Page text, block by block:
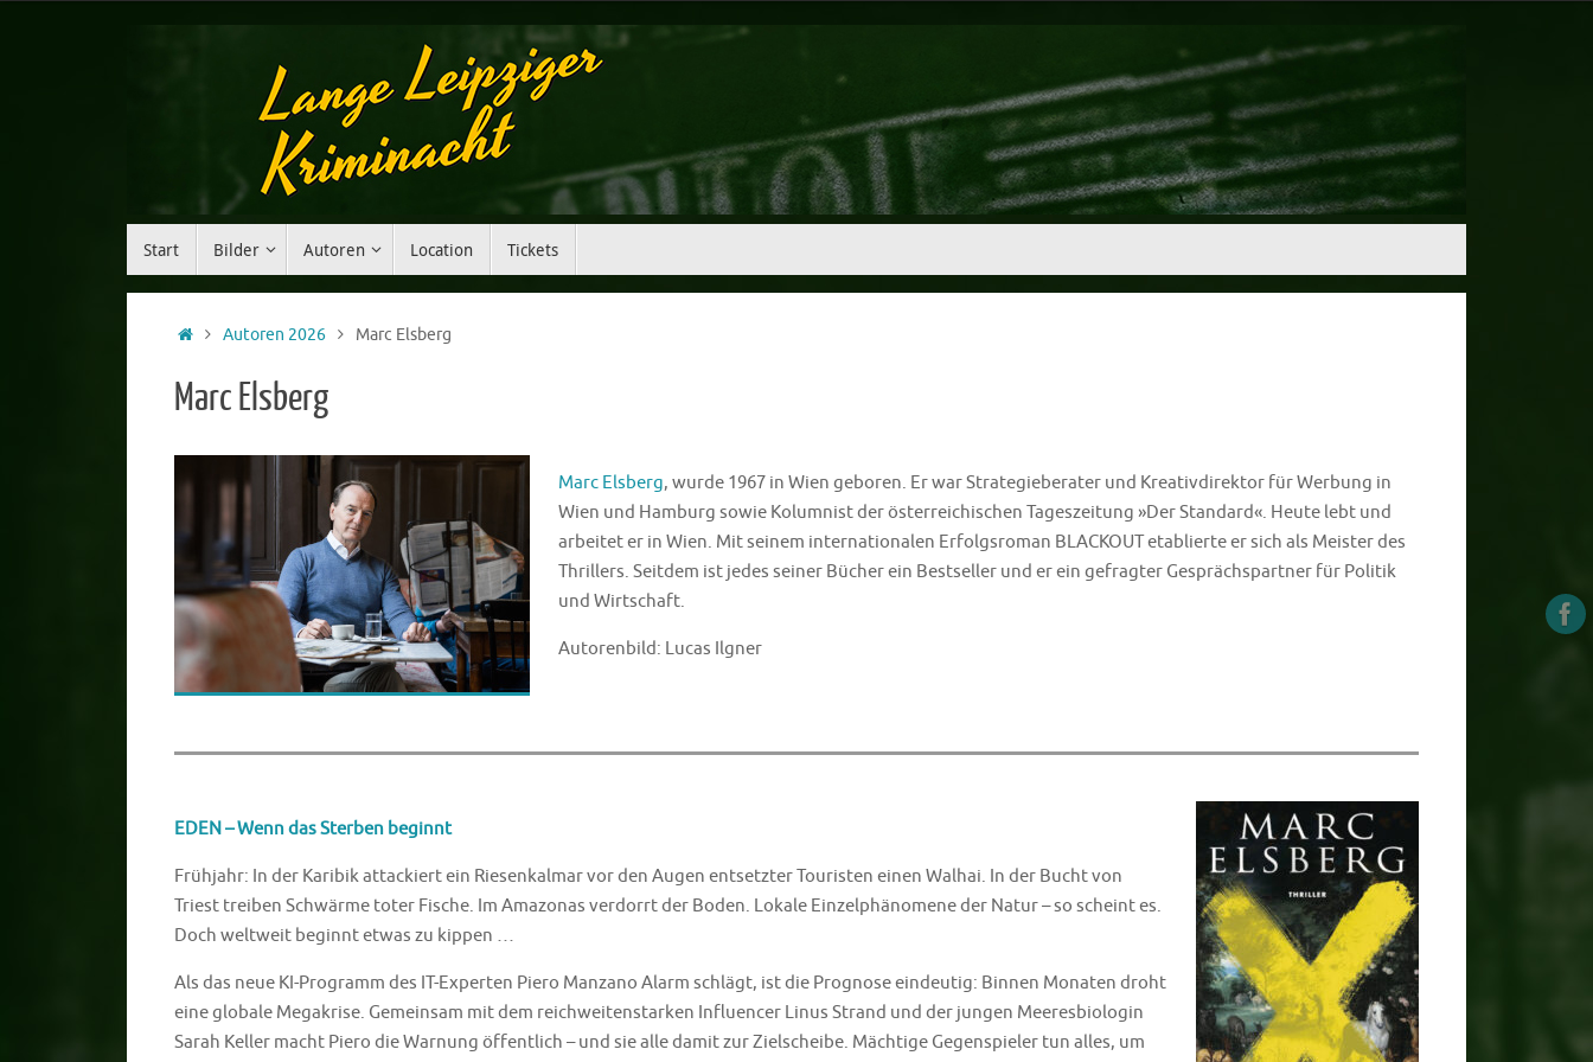
Start Bilder Autoren Location Tickets
Autoren 2026 Marc Elsberg
Marc Elsberg
Marc Elsberg, wurde 1967 in Wien geboren. Er war Strategieberater und Kreativdirektor für Werbung in
Wien und Hamburg sowie Kolumnist der österreichischen Tageszeitung »Der Standard«. Heute lebt und
arbeitet er in Wien. Mit seinem internationalen Erfolgsroman BLACKOUT etablierte er sich als Meister des
Thrillers. Seitdem ist jedes seiner Bücher ein Bestseller und er ein gefragter Gesprächspartner für Politik
und Wirtschaft.
Autorenbild: Lucas Ilgner
EDEN – Wenn das Sterben beginnt
Frühjahr: In der Karibik attackiert ein Riesenkalmar vor den Augen entsetzter Touristen einen Walhai. In der Bucht von
Triest treiben Schwärme toter Fische. Im Amazonas verdorrt der Boden. Lokale Einzelphänomene der Natur – so scheint es.
Doch weltweit beginnt etwas zu kippen …
Als das neue KI-Programm des IT-Experten Piero Manzano Alarm schlägt, ist die Prognose eindeutig: Binnen Monaten droht
eine globale Megakrise. Gemeinsam mit dem reichweitenstarken Influencer Linus Strand und der jungen Meeresbiologin
Sarah Keller macht Piero die Warnung öffentlich – und sie alle damit zur Zielscheibe. Mächtige Gegenspieler tun alles, um